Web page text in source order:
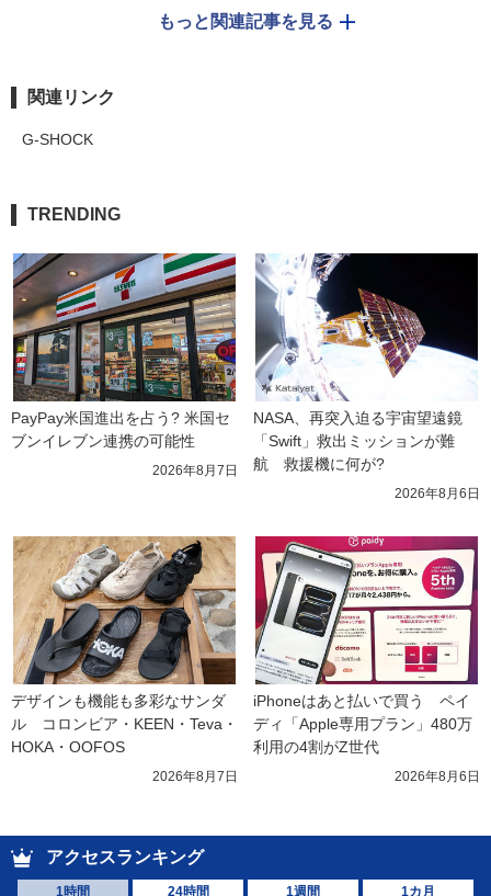
もっと関連記事を見る
関連リンク
G-SHOCK
TRENDING
PayPay米国進出を占う? 米国セ
ブンイレブン連携の可能性
2026年8月7日
NASA、再突入迫る宇宙望遠鏡
「Swift」救出ミッションが難
航　救援機に何が?
2026年8月6日
デザインも機能も多彩なサンダ
ル　コロンビア・KEEN・Teva・
HOKA・OOFOS
2026年8月7日
iPhoneはあと払いで買う　ペイ
ディ「Apple専用プラン」480万
利用の4割がZ世代
2026年8月6日
アクセスランキング
1時間 24時間 1週間 1カ月